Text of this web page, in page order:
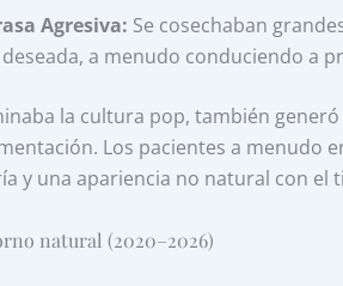
Agresiva: Se cosechaban
a menudo conduciendo a
la cultura pop, también
Los pacientes a menudo
y una apariencia no natural con el
natural (2020–2026)